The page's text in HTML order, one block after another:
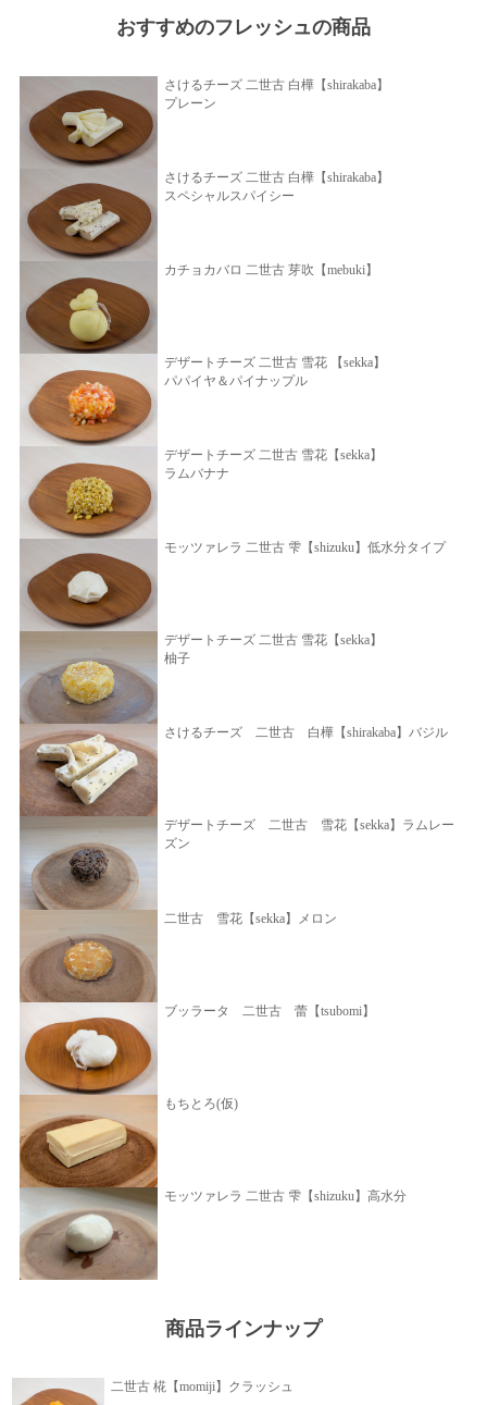
おすすめのフレッシュの商品
さけるチーズ 二世古 白樺【shirakaba】
プレーン
さけるチーズ 二世古 白樺【shirakaba】
スペシャルスパイシー
カチョカバロ 二世古 芽吹【mebuki】
デザートチーズ 二世古 雪花 【sekka】
パパイヤ＆パイナップル
デザートチーズ 二世古 雪花【sekka】
ラムバナナ
モッツァレラ 二世古 雫【shizuku】低水分タイプ
デザートチーズ 二世古 雪花【sekka】
柚子
さけるチーズ 二世古 白樺【shirakaba】バジル
デザートチーズ 二世古 雪花【sekka】ラムレー
ズン
二世古 雪花【sekka】メロン
ブッラータ 二世古 蕾【tsubomi】
もちとろ(仮)
モッツァレラ 二世古 雫【shizuku】高水分
商品ラインナップ
二世古 椛【momiji】クラッシュ